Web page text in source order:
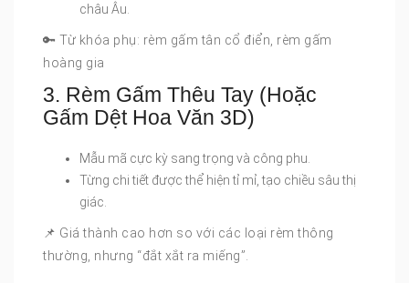
châu Âu.
🔑 Từ khóa phụ: rèm gấm tân cổ điển, rèm gấm
hoàng gia
3. Rèm Gấm Thêu Tay (Hoặc
Gấm Dệt Hoa Văn 3D)
Mẫu mã cực kỳ sang trọng và công phu.
Từng chi tiết được thể hiện tỉ mỉ, tạo chiều sâu thị
giác.
📌 Giá thành cao hơn so với các loại rèm thông
thường, nhưng “đắt xắt ra miếng”.